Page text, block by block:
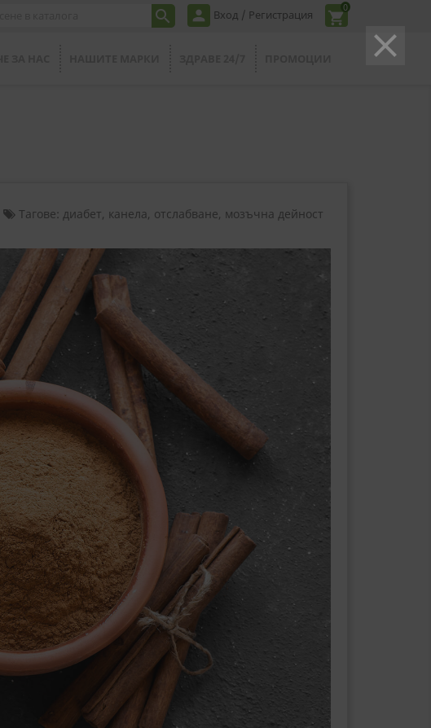
 person Вход / Регистрация shopping_cart
0
Тагове: диабет, канела, отслабване, мозъчна дейност
clear